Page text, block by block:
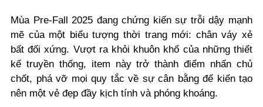
Mùa Pre-Fall 2025 đang chứng kiến sự trỗi dậy mạnh
mẽ của một biểu tượng thời trang mới: chân váy xẻ
bất đối xứng. Vượt ra khỏi khuôn khổ của những thiết
kế truyền thống, item này trở thành điểm nhấn chủ
chốt, phá vỡ mọi quy tắc về sự cân bằng để kiến tạo
nên một vẻ đẹp đầy kịch tính và phóng khoáng.